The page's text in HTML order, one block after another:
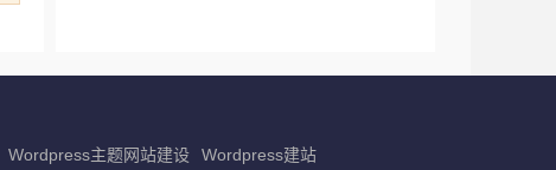
Wordpress主题网站建设 Wordpress建站